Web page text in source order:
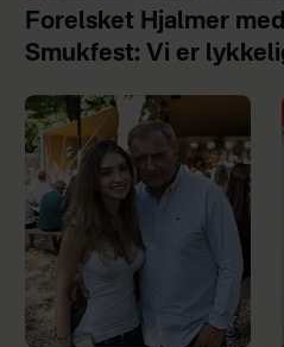
Forelsket Hjalmer
Smukfest: Vi er